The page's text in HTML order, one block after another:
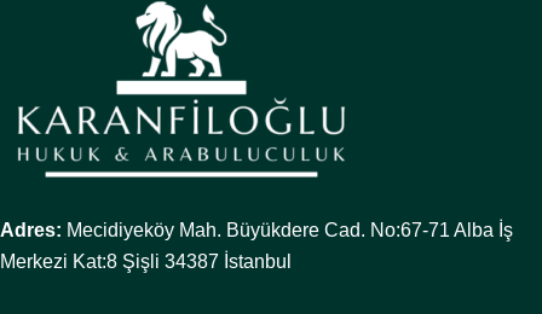
Adres: Mecidiyeköy Mah. Büyükdere Cad. No:67-71 Alba İş
Merkezi Kat:8 Şişli 34387 İstanbul